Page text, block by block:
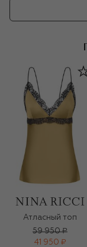
Атласный топ
59 950 ₽
41 950 ₽